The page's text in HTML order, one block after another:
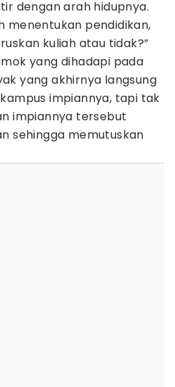
dengan arah hidupnya.
menentukan pendidikan,
kuliah atau tidak?”
yang dihadapi pada
yang akhirnya langsung
impiannya, tapi tak
impiannya tersebut
sehingga memutuskan